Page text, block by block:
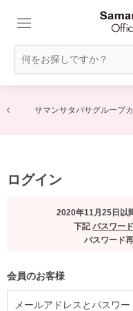
サマンサタバサグループ
ログイン
2020年11月25日以
下記パスワー
パスワード
会員のお客様
メールアドレスとパスワ